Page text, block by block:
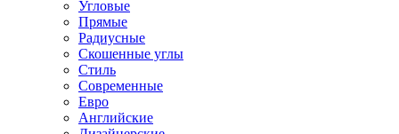
Угловые
Прямые
Радиусные
Скошенные углы
Стиль
Современные
Евро
Английские